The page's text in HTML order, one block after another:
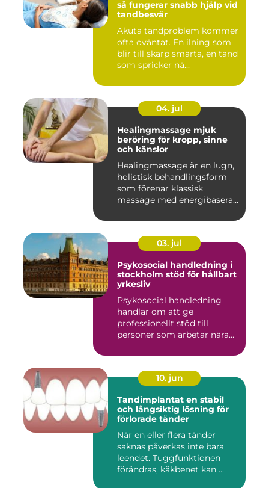
så fungerar snabb hjälp vid
tandbesvär
Akuta tandproblem kommer
ofta oväntat. En ilning som
blir till skarp smärta, en tand
som spricker nä...
04. jul
Healingmassage mjuk
beröring för kropp, sinne
och känslor
Healingmassage är en lugn,
holistisk behandlingsform
som förenar klassisk
massage med energibaserad
03. jul
Psykosocial handledning i
stockholm stöd för hållbart
yrkesliv
Psykosocial handledning
handlar om att ge
professionellt stöd till
personer som arbetar nära
10. jun
Tandimplantat en stabil
och långsiktig lösning för
förlorade tänder
När en eller flera tänder
saknas påverkas inte bara
leendet. Tuggfunktionen
förändras, käkbenet kan ...